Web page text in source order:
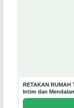
RETAKAN
Intim dan